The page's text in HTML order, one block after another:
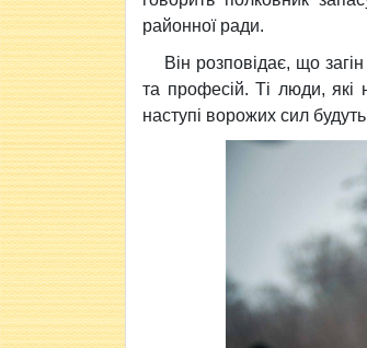
районної ради.
Він розповідає, що
та професій. Ті люди, які
наступі ворожих сил